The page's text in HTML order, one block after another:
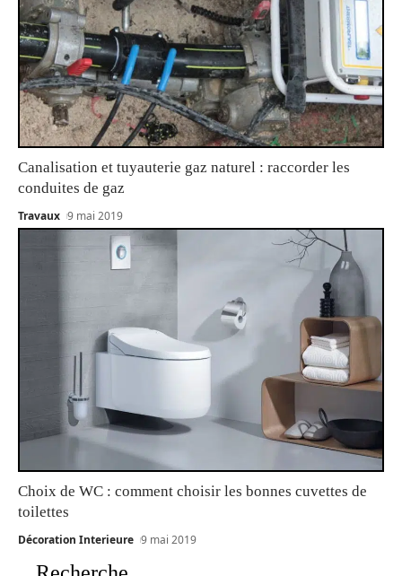
Canalisation et tuyauterie gaz naturel : raccorder les
conduites de gaz
Travaux 9 mai 2019
Choix de WC : comment choisir les bonnes cuvettes de
toilettes
Décoration Interieure 9 mai 2019